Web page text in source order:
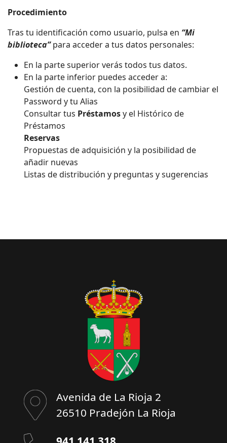
Procedimiento
Tras tu identificación como usuario, pulsa en “Mi
biblioteca”para acceder a tus datos personales:
En la parte superior verás todos tus datos.
En la parte inferior puedes acceder a:
Gestión de cuenta, con la posibilidad de cambiar el
Password y tu Alias
Consultar tus Préstamosy el Histórico de
Préstamos
Reservas
Propuestas de adquisición y la posibilidad de
añadir nuevas
Listas de distribución y preguntas y sugerencias
Avenida de La Rioja 2
26510 Pradejón La Rioja